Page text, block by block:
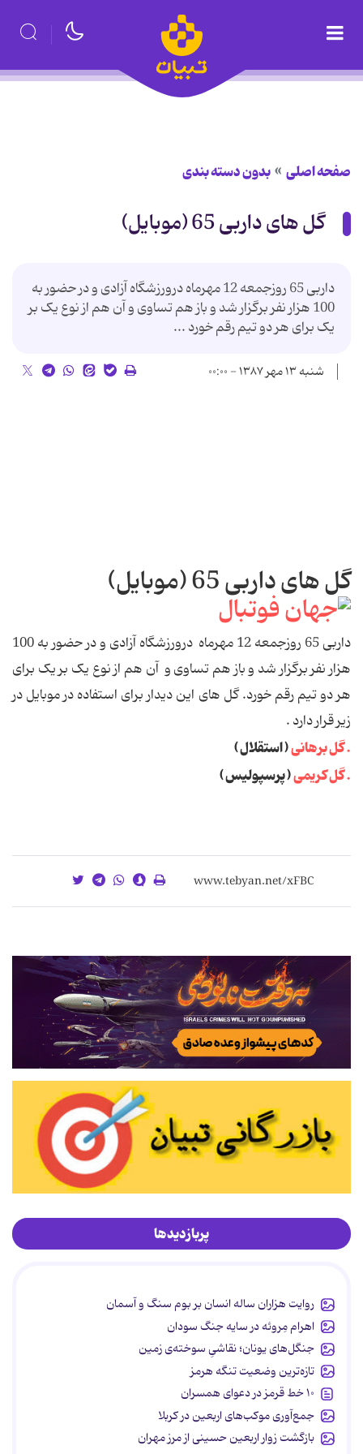
صفحه اصلی بدون دسته بندی
گل های داربی 65 (موبایل)
داربی 65 روزجمعه 12 مهرماه درورزشگاه آزادی و در حضور به
100 هزار نفر برگزار شد و باز هم تساوی و آن هم از نوع یک بر
یک برای هر دو تیم رقم خورد ...
شنبه ۱۳ مهر ۱۳۸۷ - ۰۰:۰۰
گل های داربی 65 (موبایل)
داربی 65 روزجمعه 12 مهرماه درورزشگاه آزادی و در حضور به 100
هزار نفر برگزار شد و باز هم تساوی و آن هم از نوع یک بر یک برای
هر دو تیم رقم خورد. گل های این دیدار برای استفاده در موبایل در
زیر قرار دارد .
. گل برهانی( استقلال )
. گل کریمی( پرسپولیس )
پربازدیدها
روایت هزاران ساله انسان بر بوم سنگ و آسمان
اهرام مِروئه در سایه جنگ سودان
جنگل‌های یونان؛ نقاشیِ سوخته‌ی زمین
تازه‌ترین وضعیت تنگه هرمز
۱۰ خط قرمز در دعوای همسران
جمع‌آوری موکب‌های اربعین در کربلا
بازگشت زوار اربعین حسینی از مرز مهران